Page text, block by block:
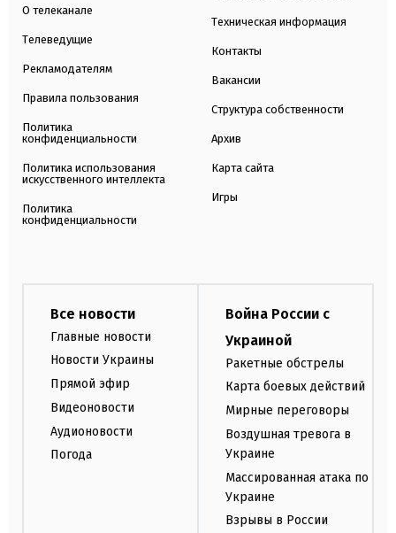
О телеканале
Телеведущие
Рекламодателям
Правила пользования
Политика
конфиденциальности
Политика использования
искусственного интеллекта
Политика
конфиденциальности
Техническая информация
Контакты
Вакансии
Структура собственности
Архив
Карта сайта
Игры
Все новости
Главные новости
Новости Украины
Прямой эфир
Видеоновости
Аудионовости
Погода
Война России с
Украиной
Ракетные обстрелы
Карта боевых действий
Мирные переговоры
Воздушная тревога в
Украине
Массированная атака по
Украине
Взрывы в России